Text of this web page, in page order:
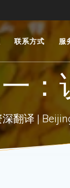
联系方式 服
：
翻译 |